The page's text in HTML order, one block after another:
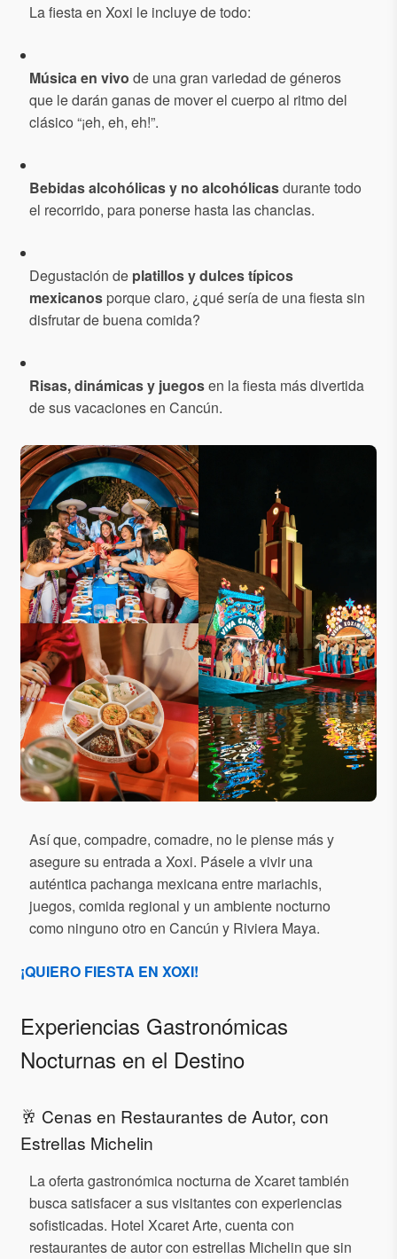
La fiesta en Xoxi le incluye de todo:
Música en vivo de una gran variedad de géneros
que le darán ganas de mover el cuerpo al ritmo del
clásico “¡eh, eh, eh!”.
Bebidas alcohólicas y no alcohólicasdurante todo
el recorrido, para ponerse hasta las chanclas.
Degustación de platillos y dulces típicos
mexicanos porque claro, ¿qué sería de una fiesta sin
disfrutar de buena comida?
Risas, dinámicas y juegosen la fiesta más divertida
de sus vacaciones en Cancún.
Así que, compadre, comadre, no le piense más y
asegure su entrada a Xoxi. Pásele a vivir una
auténtica pachanga mexicana entre mariachis,
juegos, comida regional y un ambiente nocturno
como ninguno otro en Cancún y Riviera Maya.
¡QUIERO FIESTA EN XOXI!
Experiencias Gastronómicas
Nocturnas en el Destino
🥂 Cenas en Restaurantes de Autor, con
Estrellas Michelin
La oferta gastronómica nocturna de Xcaret también
busca satisfacer a sus visitantes con experiencias
sofisticadas. Hotel Xcaret Arte, cuenta con
restaurantes de autor con estrellas Michelin que sin